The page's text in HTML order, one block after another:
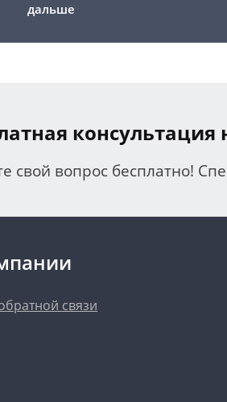
дальше
консультация
свой вопрос бесплатно!
связи